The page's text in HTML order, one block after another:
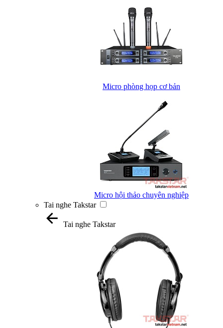
Micro phòng họp cơ bản
Micro hội thảo chuyên nghiệp
Tai nghe Takstar
Tai nghe Takstar